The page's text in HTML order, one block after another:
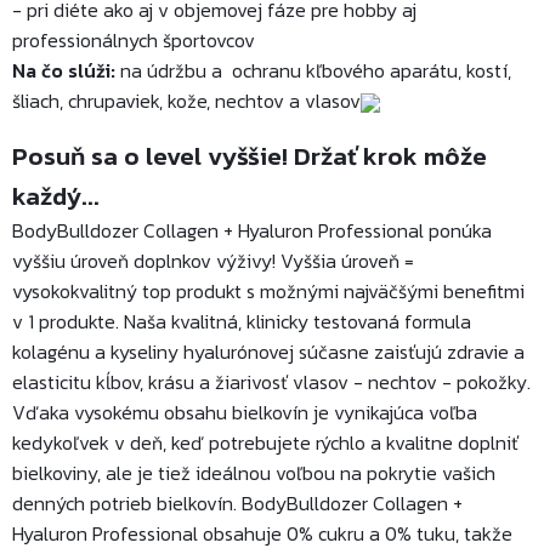
- pri diéte ako aj v objemovej fáze pre hobby aj
professionálnych športovcov
Na čo slúži:na údržbu a ochranu kľbového aparátu, kostí,
šliach, chrupaviek, kože, nechtov a vlasov
Posuň sa o level vyššie! Držať krok môže
každý...
BodyBulldozer Collagen + Hyaluron Professional ponúka
vyššiu úroveň doplnkov výživy! Vyššia úroveň =
vysokokvalitný top produkt s možnými najväčšými benefitmi
v 1 produkte. Naša kvalitná, klinicky testovaná formula
kolagénu a kyseliny hyalurónovej súčasne zaisťujú zdravie a
elasticitu kĺbov, krásu a žiarivosť vlasov - nechtov - pokožky.
Vďaka vysokému obsahu bielkovín je vynikajúca voľba
kedykoľvek v deň, keď potrebujete rýchlo a kvalitne doplniť
bielkoviny, ale je tiež ideálnou voľbou na pokrytie vašich
denných potrieb bielkovín. BodyBulldozer Collagen +
Hyaluron Professional obsahuje 0% cukru a 0% tuku, takže